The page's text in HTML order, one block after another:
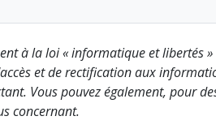
à la loi « informatique et libertés
et de rectification aux
Vous pouvez également, pour
concernant.